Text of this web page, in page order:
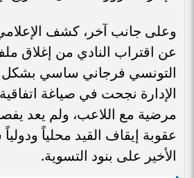
وعلى جانب آخر، كشف الإعلامي
عن اقتراب النادي من إغلاق
التونسي فرجاني ساسي بشكل
الإدارة نجحت في صياغة
مرضية مع اللاعب، ولم يعد
عقوبة إيقاف القيد محلياً
الأخير على بنود التسوية.